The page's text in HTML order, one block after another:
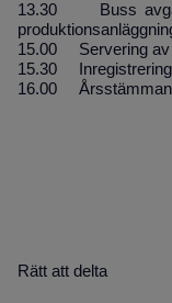
13.30 Buss
15.00 Servering av
15.30 Inregistrering
16.00 Årsstämman
Rätt att delta